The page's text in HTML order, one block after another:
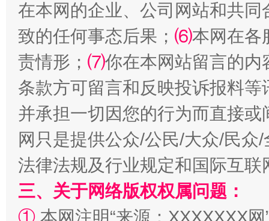
扯下公款旅游的“隐身衣” 如何以
在本网的企业、公司网站和共
致的任何事态后果； ⑹本网在各
责情形； ⑺你在本网站留言的内
条款方可留言和反映投诉报料
并承担一切因您的行为而直接
网只是提供公众/公民/大众/民
法律法规及行业规定和国际互
三、关于网络版权权属问题：
① 本网注明“来源：XXXXXXX